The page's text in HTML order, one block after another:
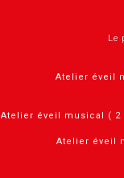
Le
Atelier éveil
Atelier éveil musical ( 2
Atelier éveil